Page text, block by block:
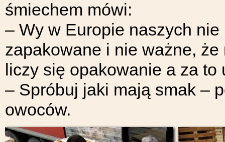
śmiechem mówi:
– Wy w Europie naszych
zapakowane i nie ważne,
liczy się opakowanie a za
– Spróbuj jaki mają smak –
owoców.